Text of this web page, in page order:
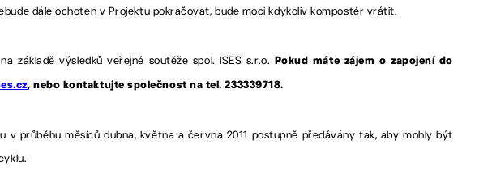
dále ochoten v Projektu pokračovat, bude moci kdykoliv kompostér vrátit.
základě výsledků veřejné soutěže spol. ISES s.r.o. Pokud máte zájem o zapojení do
, nebo kontaktujte společnost na tel. 233339718.
v průběhu měsíců dubna, května a června 2011 postupně předávány tak, aby mohly být